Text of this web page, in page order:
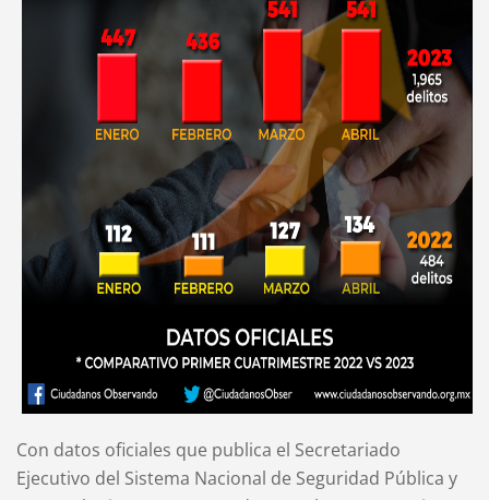
Con datos oficiales que publica el Secretariado
Ejecutivo del Sistema Nacional de Seguridad Pública y